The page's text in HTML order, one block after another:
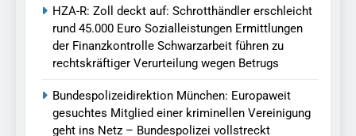
HZA-R: Zoll deckt auf: Schrotthändler erschleicht
rund 45.000 Euro Sozialleistungen Ermittlungen
der Finanzkontrolle Schwarzarbeit führen zu
rechtskräftiger Verurteilung wegen Betrugs
Bundespolizeidirektion München: Europaweit
gesuchtes Mitglied einer kriminellen Vereinigung
geht ins Netz – Bundespolizei vollstreckt